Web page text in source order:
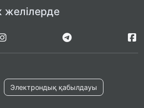
желілерде
Электрондық қабылдауы